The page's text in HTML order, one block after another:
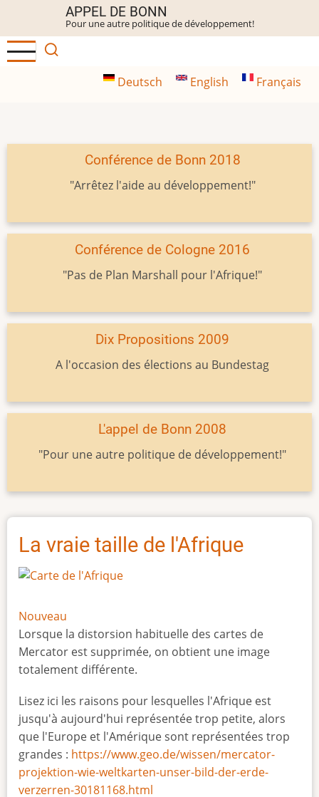
contenu
principal
APPEL DE BONN
Pour une autre politique de développement!
Deutsch English Français
Conférence de Bonn 2018
"Arrêtez l'aide au développement!"
Conférence de Cologne 2016
"Pas de Plan Marshall pour l'Afrique!"
Dix Propositions 2009
A l'occasion des élections au Bundestag
L'appel de Bonn 2008
"Pour une autre politique de développement!"
La vraie taille de l'Afrique
Nouveau
Lorsque la distorsion habituelle des cartes de
Mercator est supprimée, on obtient une image
totalement différente.
Lisez ici les raisons pour lesquelles l'Afrique est
jusqu'à aujourd'hui représentée trop petite, alors
que l'Europe et l'Amérique sont représentées trop
grandes : https://www.geo.de/wissen/mercator-
projektion-wie-weltkarten-unser-bild-der-erde-
verzerren-30181168.html